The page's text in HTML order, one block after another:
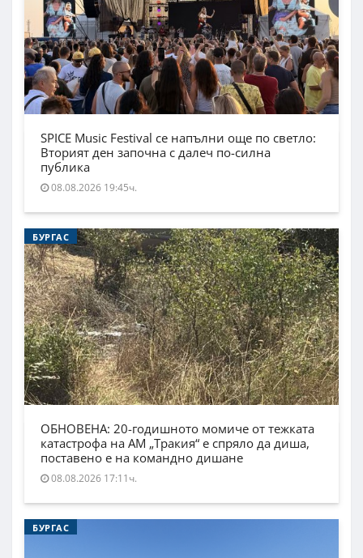
SPICE Music Festival се напълни още по светло:
Вторият ден започна с далеч по-силна
публика
08.08.2026 19:45ч.
БУРГАС
ОБНОВЕНА: 20-годишното момиче от тежката
катастрофа на АМ „Тракия“ е спряло да диша,
поставено е на командно дишане
08.08.2026 17:11ч.
БУРГАС